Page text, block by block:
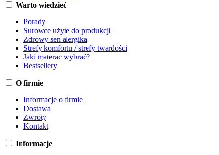
Warto wiedzieć
Porady
Surowce użyte do produkcji
Zdrowy sen alergika
Strefy komfortu / strefy twardości
Jaki materac wybrać?
Bestsellery
O firmie
Informacje o firmie
Dostawa
Zwroty
Kontakt
Informacje